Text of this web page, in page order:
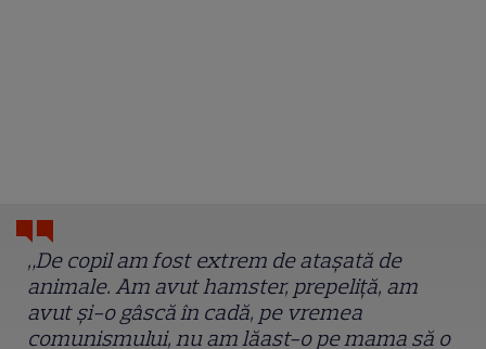
„De copil am fost extrem de atașată de
animale. Am avut hamster, prepeliță, am
avut și-o gâscă în cadă, pe vremea
comunismului, nu am lăast-o pe mama să o